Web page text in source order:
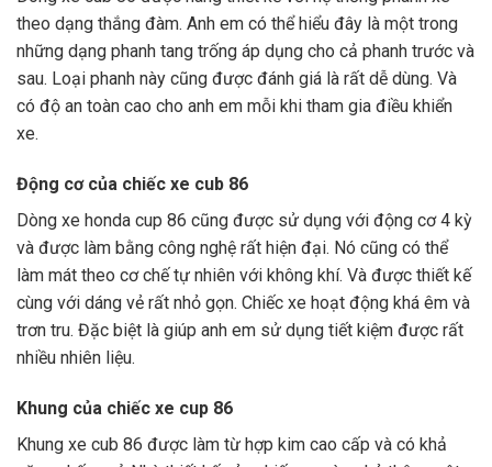
theo dạng thắng đàm. Anh em có thể hiểu đây là một trong
những dạng phanh tang trống áp dụng cho cả phanh trước và
sau. Loại phanh này cũng được đánh giá là rất dễ dùng. Và
có độ an toàn cao cho anh em mỗi khi tham gia điều khiển
xe.
Động cơ của chiếc xe cub 86
Dòng xe honda cup 86 cũng được sử dụng với động cơ 4 kỳ
và được làm bằng công nghệ rất hiện đại. Nó cũng có thể
làm mát theo cơ chế tự nhiên với không khí. Và được thiết kế
cùng với dáng vẻ rất nhỏ gọn. Chiếc xe hoạt động khá êm và
trơn tru. Đặc biệt là giúp anh em sử dụng tiết kiệm được rất
nhiều nhiên liệu.
Khung của chiếc xe cup 86
Khung xe cub 86 được làm từ hợp kim cao cấp và có khả